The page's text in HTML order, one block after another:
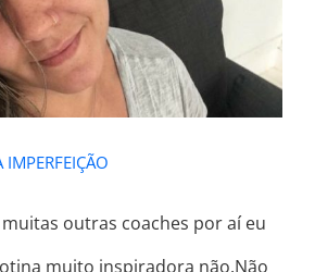
outras coaches por aí eu
muito inspiradora não.Não